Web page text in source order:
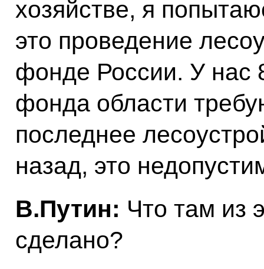
хозяйстве, я
это проведение
фонде России. У нас
фонда области
последнее
назад, это
В.Путин: Что там из
сделано?